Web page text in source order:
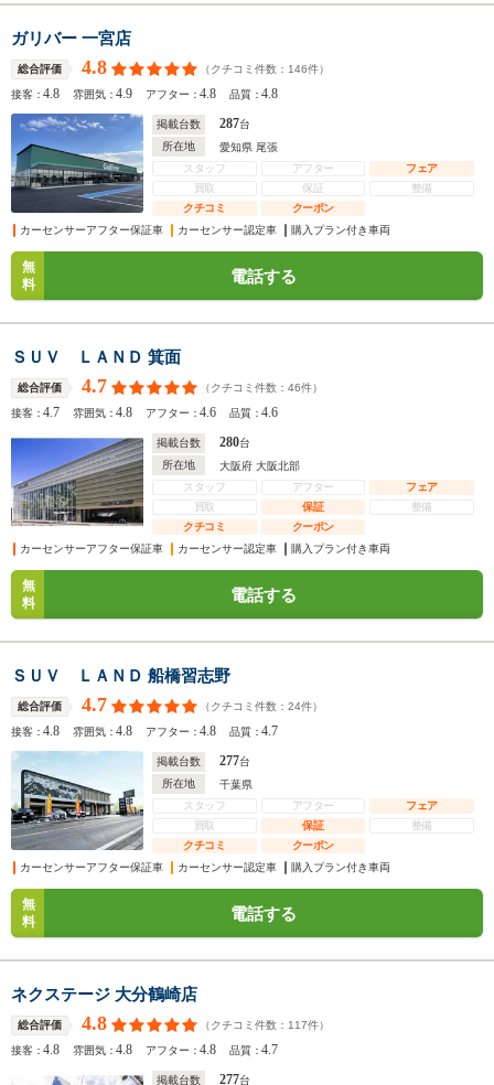
ガリバー 一宮店
総合評価 4.8 （クチコミ件数： 146件）
接客：4.8 雰囲気：4.9 アフター：4.8 品質：4.8
掲載台数 287台
所在地
愛知県 尾張
スタッフ
アフター
フェア
買取
保証
整備
クチコミ
クーポン
カーセンサーアフター保証車
カーセンサー認定車 購入プラン付き車両
無
料
電話する
ＳＵＶ ＬＡＮＤ 箕面
総合評価 4.7 （クチコミ件数： 46件）
接客：4.7 雰囲気：4.8 アフター：4.6 品質：4.6
掲載台数 280台
所在地
大阪府 大阪北部
スタッフ
アフター
フェア
買取
保証
整備
クチコミ
クーポン
カーセンサーアフター保証車
カーセンサー認定車 購入プラン付き車両
無
料
電話する
ＳＵＶ ＬＡＮＤ 船橋習志野
総合評価 4.7 （クチコミ件数： 24件）
接客：4.8 雰囲気：4.8 アフター：4.8 品質：4.7
掲載台数 277台
所在地
千葉県
スタッフ
アフター
フェア
買取
保証
整備
クチコミ
クーポン
カーセンサーアフター保証車
カーセンサー認定車 購入プラン付き車両
無
料
電話する
ネクステージ 大分鶴崎店
総合評価 4.8 （クチコミ件数： 117件）
接客：4.8 雰囲気：4.8 アフター：4.8 品質：4.7
掲載台数 277台